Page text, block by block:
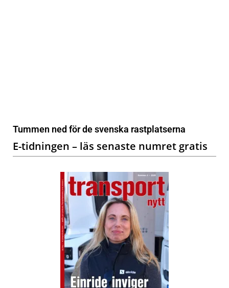
Tummen ned för de svenska rastplatserna
E-tidningen – läs senaste numret gratis